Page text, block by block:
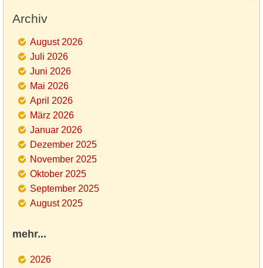
Archiv
August 2026
Juli 2026
Juni 2026
Mai 2026
April 2026
März 2026
Januar 2026
Dezember 2025
November 2025
Oktober 2025
September 2025
August 2025
mehr...
2026